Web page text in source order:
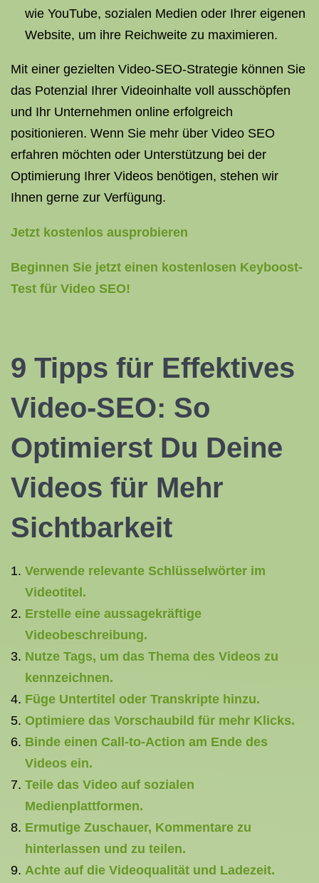
wie YouTube, sozialen Medien oder Ihrer eigenen
Website, um ihre Reichweite zu maximieren.
Mit einer gezielten Video-SEO-Strategie können Sie
das Potenzial Ihrer Videoinhalte voll ausschöpfen
und Ihr Unternehmen online erfolgreich
positionieren. Wenn Sie mehr über Video SEO
erfahren möchten oder Unterstützung bei der
Optimierung Ihrer Videos benötigen, stehen wir
Ihnen gerne zur Verfügung.
Jetzt kostenlos ausprobieren
Beginnen Sie jetzt einen kostenlosen Keyboost-
Test für Video SEO!
9 Tipps für Effektives
Video-SEO: So
Optimierst Du Deine
Videos für Mehr
Sichtbarkeit
Verwende relevante Schlüsselwörter im
Videotitel.
Erstelle eine aussagekräftige
Videobeschreibung.
Nutze Tags, um das Thema des Videos zu
kennzeichnen.
Füge Untertitel oder Transkripte hinzu.
Optimiere das Vorschaubild für mehr Klicks.
Binde einen Call-to-Action am Ende des
Videos ein.
Teile das Video auf sozialen
Medienplattformen.
Ermutige Zuschauer, Kommentare zu
hinterlassen und zu teilen.
Achte auf die Videoqualität und Ladezeit.